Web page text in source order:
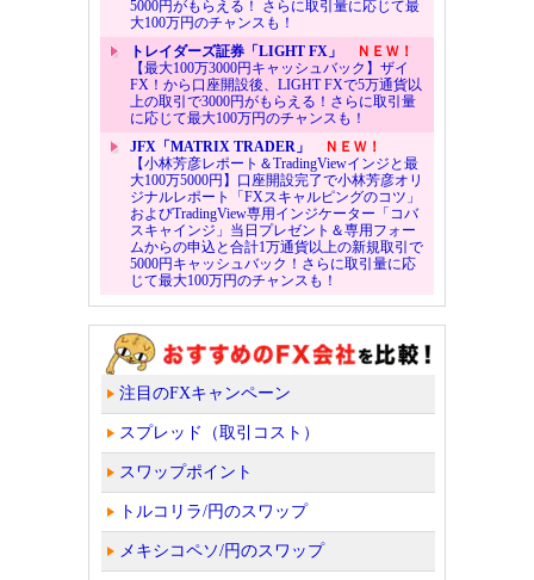
5000円がもらえる！ さらに取引量に応じて最
大100万円のチャンスも！
トレイダーズ証券「LIGHT FX」
ＮＥＷ！
【最大100万3000円キャッシュバック】ザイ
FX！から口座開設後、LIGHT FXで5万通貨以
上の取引で3000円がもらえる！さらに取引量
に応じて最大100万円のチャンスも！
JFX「MATRIX TRADER」
ＮＥＷ！
【小林芳彦レポート＆TradingViewインジと最
大100万5000円】口座開設完了で小林芳彦オリ
ジナルレポート「FXスキャルピングのコツ」
およびTradingView専用インジケーター「コバ
スキャインジ」当日プレゼント＆専用フォー
ムからの申込と合計1万通貨以上の新規取引で
5000円キャッシュバック！さらに取引量に応
じて最大100万円のチャンスも！
注目のFXキャンペーン
スプレッド（取引コスト）
スワップポイント
トルコリラ/円のスワップ
メキシコペソ/円のスワップ